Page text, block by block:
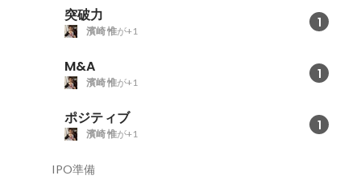
突破力 1
濱崎 惟が+1
M&A 1
濱崎 惟が+1
ポジティブ 1
濱崎 惟が+1
IPO準備